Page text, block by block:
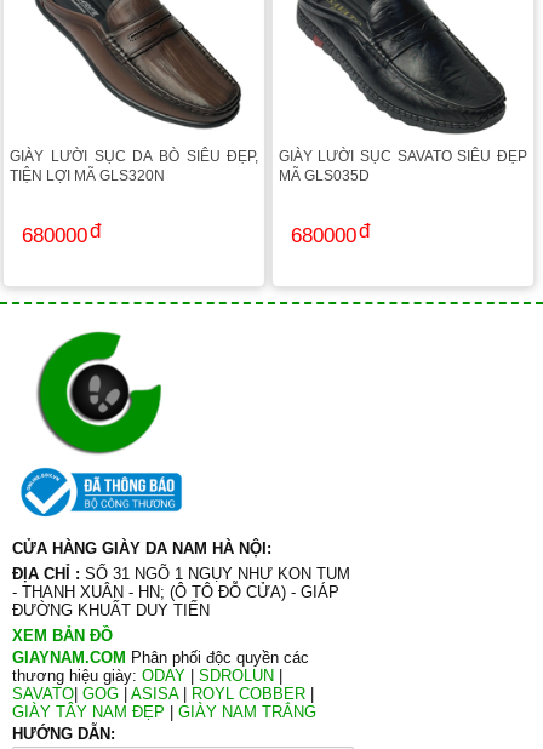
GIÀY LƯỜI SỤC DA BÒ SIÊU ĐẸP,
TIỆN LỢI MÃ GLS320N
680000
GIÀY LƯỜI SỤC SAVATO SIÊU ĐẸP
MÃ GLS035D
680000
CỬA HÀNG GIÀY DA NAM HÀ NỘI:
ĐỊA CHỈ : SỐ 31 NGÕ 1 NGỤY NHƯ KON TUM
- THANH XUÂN - HN; (Ô TÔ ĐỖ CỬA) - GIÁP
ĐƯỜNG KHUẤT DUY TIẾN
XEM BẢN ĐỒ
GIAYNAM.COM Phân phối độc quyền các
thương hiệu giày: ODAY SDROLUN
SAVATO GOG ASISA| ROYL COBBER
GIÀY TÂY NAM ĐẸP
GIÀY NAM TRẮNG
HƯỚNG DẪN: